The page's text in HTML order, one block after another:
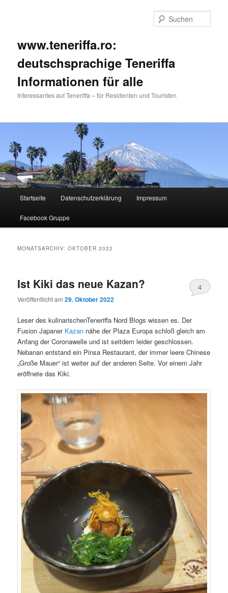
www.teneriffa.ro:
deutschsprachige Teneriffa
Informationen für alle
Interessantes auf Teneriffa – für Residenten und Touristen
Zum
primären
Zum
sekundären
Startseite Datenschutzerklärung Impressum
Facebook Gruppe
MONATSARCHIV:OKTOBER 2022
Ist Kiki das neue Kazan?
Veröffentlicht am29. Oktober 2022
4
Leser des kulinarischenTeneriffa Nord Blogs wissen es. Der
Fusion Japaner Kazan nähe der Plaza Europa schloß gleich am
Anfang der Coronawelle und ist seitdem leider geschlossen.
Nebanan entstand ein Pinsa Restaurant, der immer leere Chinese
„Große Mauer“ ist weiter auf der anderen Seite. Vor einem Jahr
eröffnete das Kiki.